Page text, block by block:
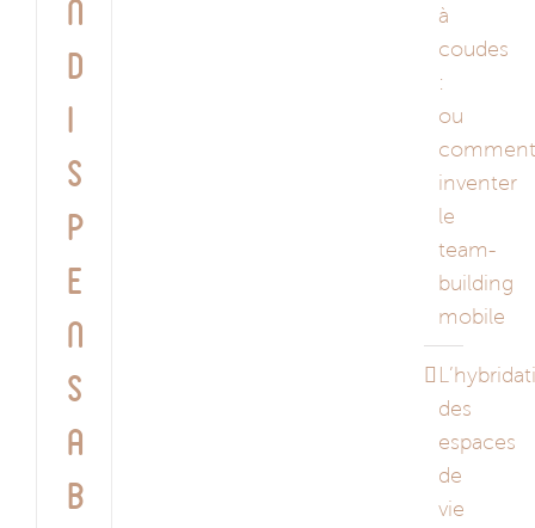
n
d
s
p
e
n
s
a
b
à
coudes
:
ou
comment
inventer
le
team-
building
mobile
des
espaces
de
vie